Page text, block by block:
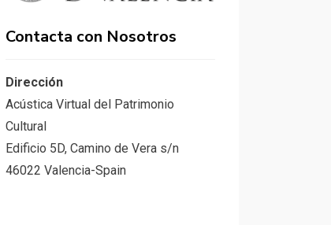
Contacta con Nosotros
Dirección
Acústica Virtual del Patrimonio
Cultural
Edificio 5D, Camino de Vera s/n
46022 Valencia-Spain